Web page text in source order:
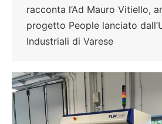
racconta l’Ad Mauro Vitiello,
progetto People lanciato
Industriali di Varese